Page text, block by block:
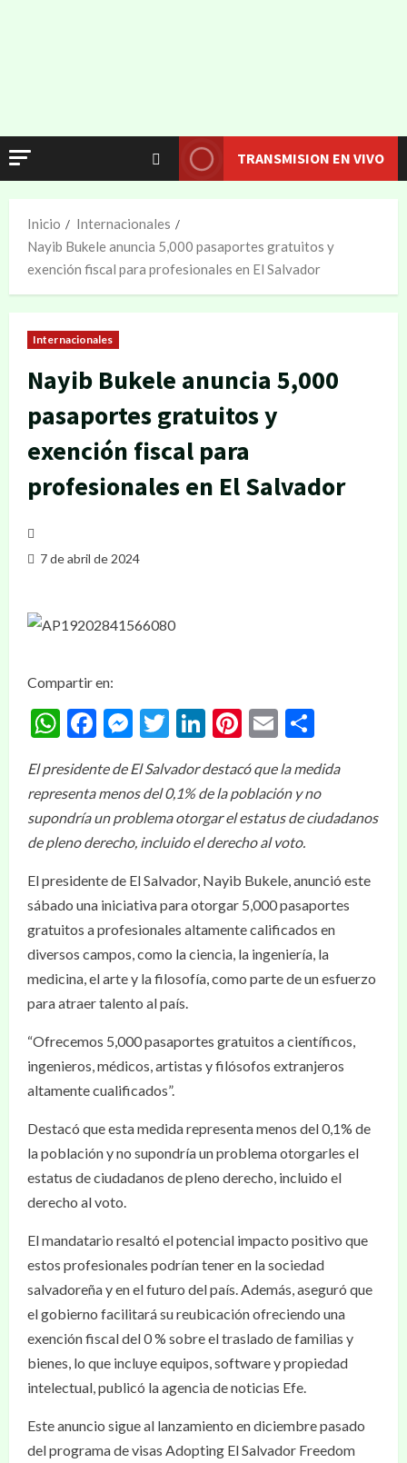
TRANSMISION EN VIVO
Inicio
Internacionales
Nayib Bukele anuncia 5,000 pasaportes gratuitos y
exención fiscal para profesionales en El Salvador
Internacionales
Nayib Bukele anuncia 5,000
pasaportes gratuitos y
exención fiscal para
profesionales en El Salvador
7 de abril de 2024
Compartir en:
WhatsApp
Facebook
Messenger
Twitter
LinkedIn
Pinterest
Email
El presidente de El Salvador destacó que la medida
representa menos del 0,1% de la población y no
supondría un problema otorgar el estatus de ciudadanos
de pleno derecho, incluido el derecho al voto.
El presidente de El Salvador, Nayib Bukele, anunció este
sábado una iniciativa para otorgar 5,000 pasaportes
gratuitos a profesionales altamente calificados en
diversos campos, como la ciencia, la ingeniería, la
medicina, el arte y la filosofía, como parte de un esfuerzo
para atraer talento al país.
“Ofrecemos 5,000 pasaportes gratuitos a científicos,
ingenieros, médicos, artistas y filósofos extranjeros
altamente cualificados”.
Destacó que esta medida representa menos del 0,1% de
la población y no supondría un problema otorgarles el
estatus de ciudadanos de pleno derecho, incluido el
derecho al voto.
El mandatario resaltó el potencial impacto positivo que
estos profesionales podrían tener en la sociedad
salvadoreña y en el futuro del país. Además, aseguró que
el gobierno facilitará su reubicación ofreciendo una
exención fiscal del 0 % sobre el traslado de familias y
bienes, lo que incluye equipos, software y propiedad
intelectual, publicó la agencia de noticias Efe.
Este anuncio sigue al lanzamiento en diciembre pasado
del programa de visas Adopting El Salvador Freedom